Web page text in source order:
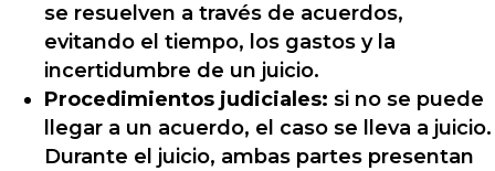
se resuelven a través de acuerdos,
evitando el tiempo, los gastos y la
incertidumbre de un juicio.
Procedimientos judiciales: si no se puede
llegar a un acuerdo, el caso se lleva a juicio.
Durante el juicio, ambas partes presentan